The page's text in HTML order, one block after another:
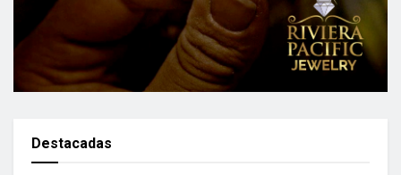
Destacadas